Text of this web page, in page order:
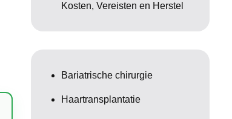
Kosten, Vereisten en Herstel
Bariatrische chirurgie
Haartransplantatie